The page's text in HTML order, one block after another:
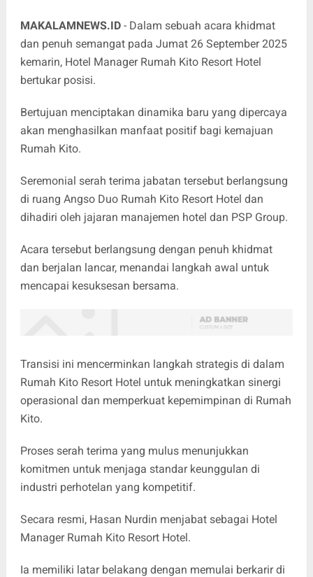
MAKALAMNEWS.ID - Dalam sebuah acara khidmat
dan penuh semangat pada Jumat 26 September 2025
kemarin, Hotel Manager Rumah Kito Resort Hotel
bertukar posisi.
Bertujuan menciptakan dinamika baru yang dipercaya
akan menghasilkan manfaat positif bagi kemajuan
Rumah Kito.
Seremonial serah terima jabatan tersebut berlangsung
di ruang Angso Duo Rumah Kito Resort Hotel dan
dihadiri oleh jajaran manajemen hotel dan PSP Group.
Acara tersebut berlangsung dengan penuh khidmat
dan berjalan lancar, menandai langkah awal untuk
mencapai kesuksesan bersama.
Transisi ini mencerminkan langkah strategis di dalam
Rumah Kito Resort Hotel untuk meningkatkan sinergi
operasional dan memperkuat kepemimpinan di Rumah
Kito.
Proses serah terima yang mulus menunjukkan
komitmen untuk menjaga standar keunggulan di
industri perhotelan yang kompetitif.
Secara resmi, Hasan Nurdin menjabat sebagai Hotel
Manager Rumah Kito Resort Hotel.
Ia memiliki latar belakang dengan memulai berkarir di